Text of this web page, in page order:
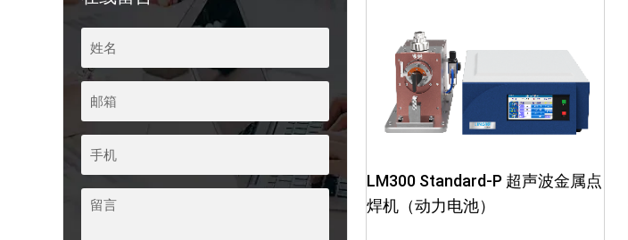
LM300 Standard-P 超声波金属点
焊机（动力电池）